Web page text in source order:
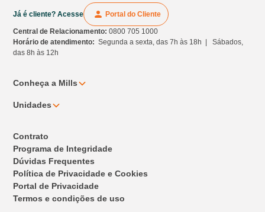
Já é cliente? Acesse Portal do Cliente
Central de Relacionamento:0800 705 1000
Horário de atendimento:Segunda a sexta, das 7h às 18h | Sábados,
das 8h às 12h
Conheça a Mills
Unidades
Contrato
Programa de Integridade
Dúvidas Frequentes
Política de Privacidade e Cookies
Portal de Privacidade
Termos e condições de uso